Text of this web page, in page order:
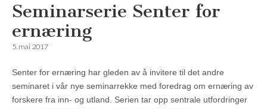
Seminarserie Senter for
ernæring
5. mai 2017
Senter for ernæring har gleden av å invitere til det andre
seminaret i vår nye seminarrekke med foredrag om ernæring av
forskere fra inn- og utland. Serien tar opp sentrale utfordringer